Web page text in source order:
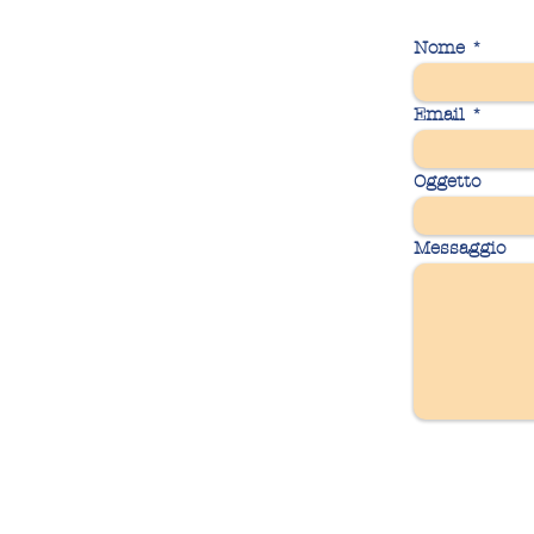
Nome
Email
Oggetto
Messaggio